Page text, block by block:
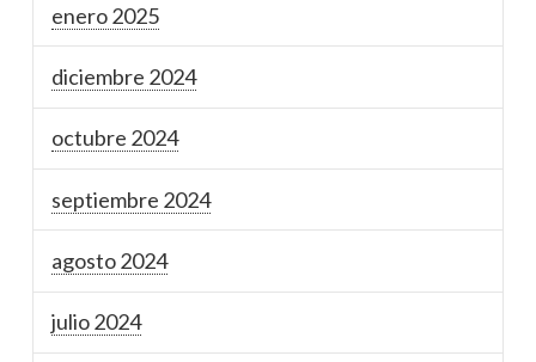
enero 2025
diciembre 2024
octubre 2024
septiembre 2024
agosto 2024
julio 2024